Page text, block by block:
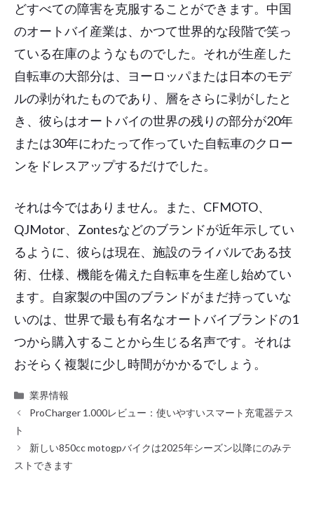
どすべての障害を克服することができます。中国
のオートバイ産業は、かつて世界的な段階で笑っ
ている在庫のようなものでした。それが生産した
自転車の大部分は、ヨーロッパまたは日本のモデ
ルの剥がれたものであり、層をさらに剥がしたと
き、彼らはオートバイの世界の残りの部分が20年
または30年にわたって作っていた自転車のクロー
ンをドレスアップするだけでした。
それは今ではありません。また、CFMOTO、
QJMotor、Zontesなどのブランドが近年示してい
るように、彼らは現在、施設のライバルである技
術、仕様、機能を備えた自転車を生産し始めてい
ます。自家製の中国のブランドがまだ持っていな
いのは、世界で最も有名なオートバイブランドの1
つから購入することから生じる名声です。それは
おそらく複製に少し時間がかかるでしょう。
カ
テ
ー
業界情報
ProCharger 1.000レビュー：使いやすいスマート充電器テス
ト
新しい850cc motogpバイクは2025年シーズン以降にのみテ
ストできます